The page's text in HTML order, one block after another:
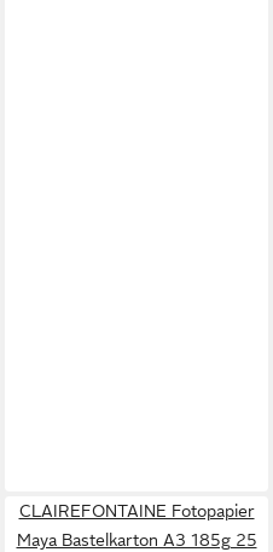
CLAIREFONTAINE Fotopapier
Maya Bastelkarton A3 185g 25